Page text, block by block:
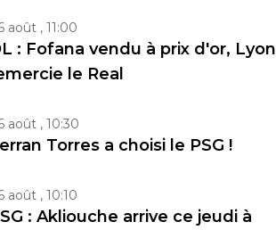
août , 11:00
: Fofana vendu à prix d'or, Lyon
le Real
août , 10:30
Torres a choisi le PSG !
août , 10:10
: Akliouche arrive ce jeudi à